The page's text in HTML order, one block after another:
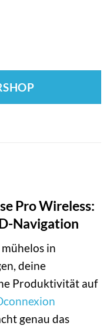
Pro Wireless:
Navigation
in
deine
Produktivität auf
genau das